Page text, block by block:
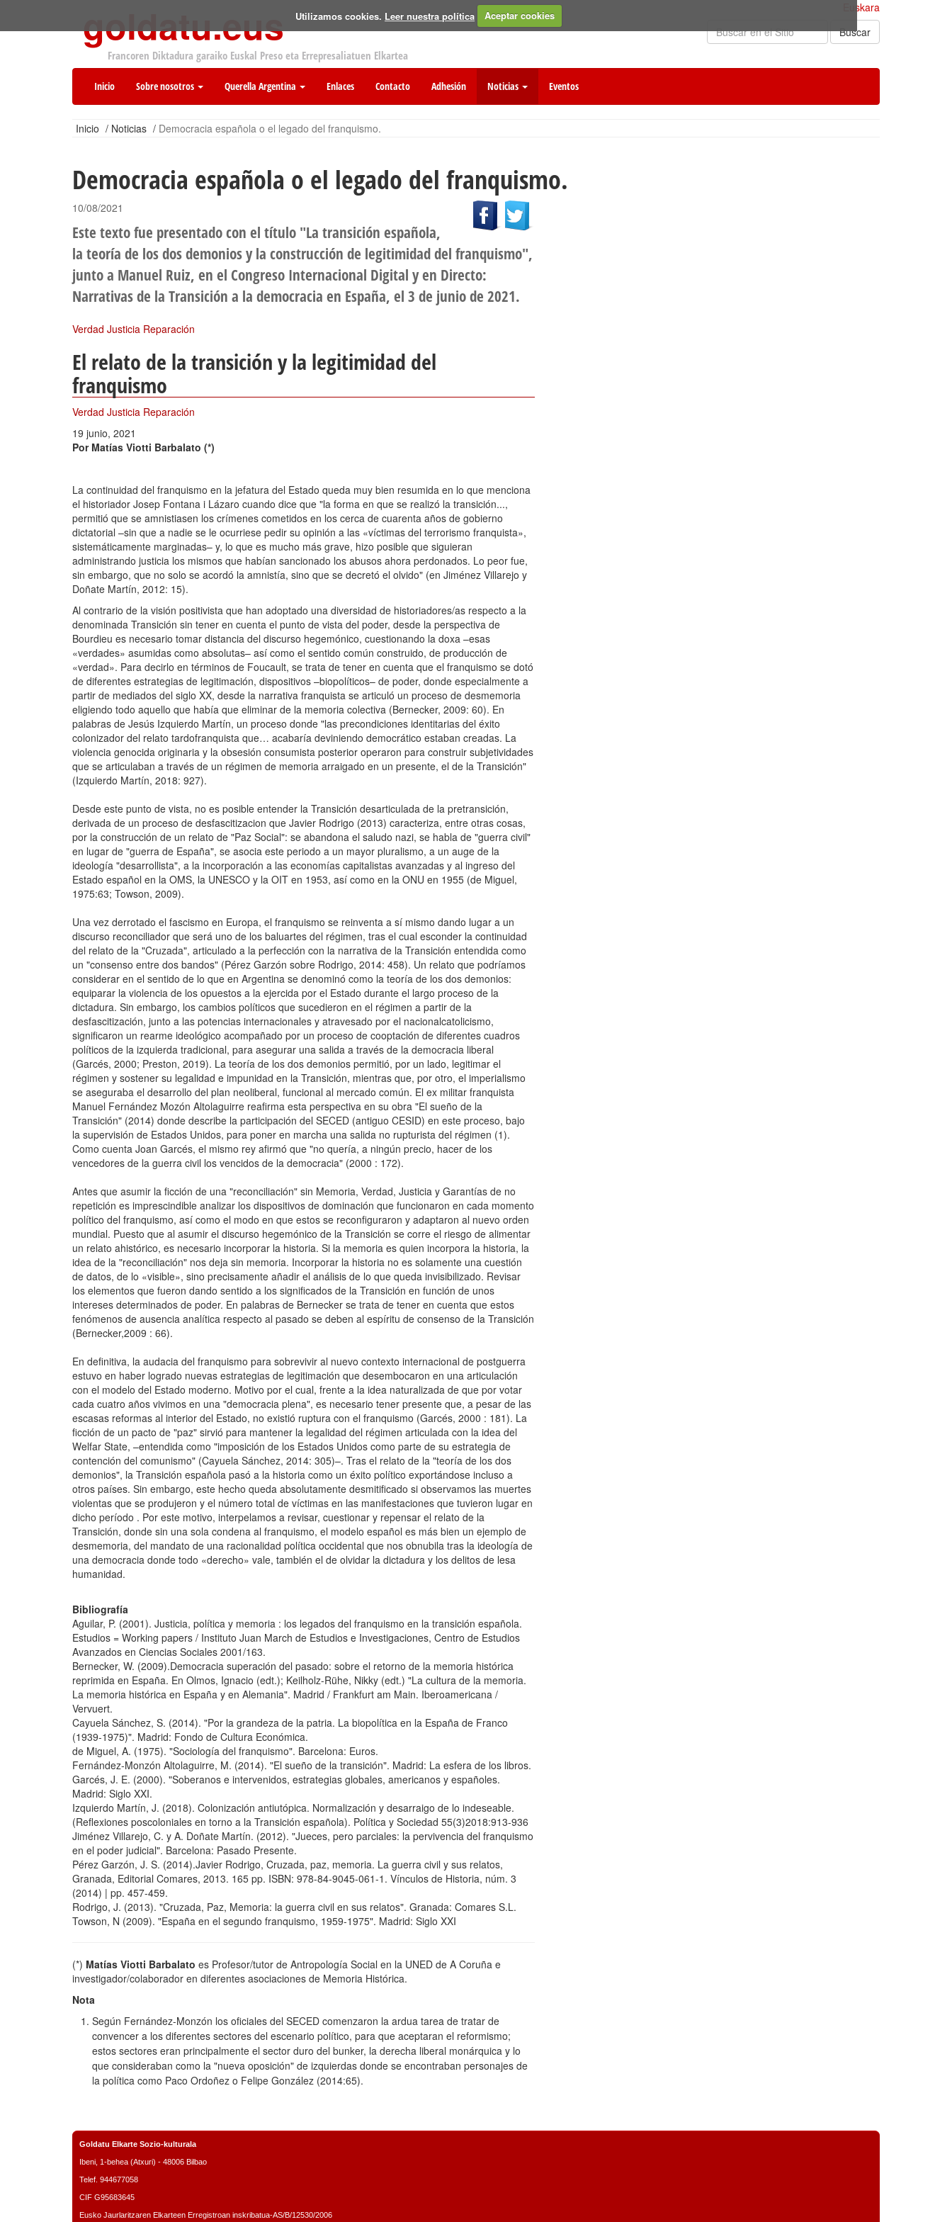
Utilizamos cookies. Leer nuestra política Aceptar cookies
Buscar
goldatu.eus
Francoren Diktadura garaiko Euskal Preso eta Errepresaliatuen Elkartea
Inicio Sobre nosotros Querella Argentina Enlaces Contacto Adhesión Noticias Eventos
Euskara
Inicio / Noticias / Democracia española o el legado del franquismo.
Democracia española o el legado del franquismo.
10/08/2021
Este texto fue presentado con el título "La transición española,
la teoría de los dos demonios y la construcción de legitimidad del franquismo",
junto a Manuel Ruiz, en el Congreso Internacional Digital y en Directo:
Narrativas de la Transición a la democracia en España, el 3 de junio de 2021.
Verdad Justicia Reparación
El relato de la transición y la legitimidad del
franquismo
Verdad Justicia Reparación
19 junio, 2021
Por Matías Viotti Barbalato (*)
La continuidad del franquismo en la jefatura del Estado queda muy bien resumida en lo que menciona
el historiador Josep Fontana i Lázaro cuando dice que "la forma en que se realizó la transición...,
permitió que se amnistiasen los crímenes cometidos en los cerca de cuarenta años de gobierno
dictatorial –sin que a nadie se le ocurriese pedir su opinión a las «víctimas del terrorismo franquista»,
sistemáticamente marginadas– y, lo que es mucho más grave, hizo posible que siguieran
administrando justicia los mismos que habían sancionado los abusos ahora perdonados. Lo peor fue,
sin embargo, que no solo se acordó la amnistía, sino que se decretó el olvido" (en Jiménez Villarejo y
Doñate Martín, 2012: 15).
Al contrario de la visión positivista que han adoptado una diversidad de historiadores/as respecto a la
denominada Transición sin tener en cuenta el punto de vista del poder, desde la perspectiva de
Bourdieu es necesario tomar distancia del discurso hegemónico, cuestionando la doxa –esas
«verdades» asumidas como absolutas– así como el sentido común construido, de producción de
«verdad». Para decirlo en términos de Foucault, se trata de tener en cuenta que el franquismo se dotó
de diferentes estrategias de legitimación, dispositivos –biopolíticos– de poder, donde especialmente a
partir de mediados del siglo XX, desde la narrativa franquista se articuló un proceso de desmemoria
eligiendo todo aquello que había que eliminar de la memoria colectiva (Bernecker, 2009: 60). En
palabras de Jesús Izquierdo Martín, un proceso donde "las precondiciones identitarias del éxito
colonizador del relato tardofranquista que… acabaría deviniendo democrático estaban creadas. La
violencia genocida originaria y la obsesión consumista posterior operaron para construir subjetividades
que se articulaban a través de un régimen de memoria arraigado en un presente, el de la Transición"
(Izquierdo Martín, 2018: 927).
Desde este punto de vista, no es posible entender la Transición desarticulada de la pretransición,
derivada de un proceso de desfascitizacion que Javier Rodrigo (2013) caracteriza, entre otras cosas,
por la construcción de un relato de "Paz Social": se abandona el saludo nazi, se habla de "guerra civil"
en lugar de "guerra de España", se asocia este periodo a un mayor pluralismo, a un auge de la
ideología "desarrollista", a la incorporación a las economías capitalistas avanzadas y al ingreso del
Estado español en la OMS, la UNESCO y la OIT en 1953, así como en la ONU en 1955 (de Miguel,
1975:63; Towson, 2009).
Una vez derrotado el fascismo en Europa, el franquismo se reinventa a sí mismo dando lugar a un
discurso reconciliador que será uno de los baluartes del régimen, tras el cual esconder la continuidad
del relato de la "Cruzada", articulado a la perfección con la narrativa de la Transición entendida como
un "consenso entre dos bandos" (Pérez Garzón sobre Rodrigo, 2014: 458). Un relato que podríamos
considerar en el sentido de lo que en Argentina se denominó como la teoría de los dos demonios:
equiparar la violencia de los opuestos a la ejercida por el Estado durante el largo proceso de la
dictadura. Sin embargo, los cambios políticos que sucedieron en el régimen a partir de la
desfascitización, junto a las potencias internacionales y atravesado por el nacionalcatolicismo,
significaron un rearme ideológico acompañado por un proceso de cooptación de diferentes cuadros
políticos de la izquierda tradicional, para asegurar una salida a través de la democracia liberal
(Garcés, 2000; Preston, 2019). La teoría de los dos demonios permitió, por un lado, legitimar el
régimen y sostener su legalidad e impunidad en la Transición, mientras que, por otro, el imperialismo
se aseguraba el desarrollo del plan neoliberal, funcional al mercado común. El ex militar franquista
Manuel Fernández Mozón Altolaguirre reafirma esta perspectiva en su obra "El sueño de la
Transición" (2014) donde describe la participación del SECED (antiguo CESID) en este proceso, bajo
la supervisión de Estados Unidos, para poner en marcha una salida no rupturista del régimen (1).
Como cuenta Joan Garcés, el mismo rey afirmó que "no quería, a ningún precio, hacer de los
vencedores de la guerra civil los vencidos de la democracia" (2000 : 172).
Antes que asumir la ficción de una "reconciliación" sin Memoria, Verdad, Justicia y Garantías de no
repetición es imprescindible analizar los dispositivos de dominación que funcionaron en cada momento
político del franquismo, así como el modo en que estos se reconfiguraron y adaptaron al nuevo orden
mundial. Puesto que al asumir el discurso hegemónico de la Transición se corre el riesgo de alimentar
un relato ahistórico, es necesario incorporar la historia. Si la memoria es quien incorpora la historia, la
idea de la "reconciliación" nos deja sin memoria. Incorporar la historia no es solamente una cuestión
de datos, de lo «visible», sino precisamente añadir el análisis de lo que queda invisibilizado. Revisar
los elementos que fueron dando sentido a los significados de la Transición en función de unos
intereses determinados de poder. En palabras de Bernecker se trata de tener en cuenta que estos
fenómenos de ausencia analítica respecto al pasado se deben al espíritu de consenso de la Transición
(Bernecker,2009 : 66).
En definitiva, la audacia del franquismo para sobrevivir al nuevo contexto internacional de postguerra
estuvo en haber logrado nuevas estrategias de legitimación que desembocaron en una articulación
con el modelo del Estado moderno. Motivo por el cual, frente a la idea naturalizada de que por votar
cada cuatro años vivimos en una "democracia plena", es necesario tener presente que, a pesar de las
escasas reformas al interior del Estado, no existió ruptura con el franquismo (Garcés, 2000 : 181). La
ficción de un pacto de "paz" sirvió para mantener la legalidad del régimen articulada con la idea del
Welfar State, –entendida como "imposición de los Estados Unidos como parte de su estrategia de
contención del comunismo" (Cayuela Sánchez, 2014: 305)–. Tras el relato de la "teoría de los dos
demonios", la Transición española pasó a la historia como un éxito político exportándose incluso a
otros países. Sin embargo, este hecho queda absolutamente desmitificado si observamos las muertes
violentas que se produjeron y el número total de víctimas en las manifestaciones que tuvieron lugar en
dicho período . Por este motivo, interpelamos a revisar, cuestionar y repensar el relato de la
Transición, donde sin una sola condena al franquismo, el modelo español es más bien un ejemplo de
desmemoria, del mandato de una racionalidad política occidental que nos obnubila tras la ideología de
una democracia donde todo «derecho» vale, también el de olvidar la dictadura y los delitos de lesa
humanidad.
Bibliografía
Aguilar, P. (2001). Justicia, política y memoria : los legados del franquismo en la transición española.
Estudios = Working papers / Instituto Juan March de Estudios e Investigaciones, Centro de Estudios
Avanzados en Ciencias Sociales 2001/163.
Bernecker, W. (2009).Democracia superación del pasado: sobre el retorno de la memoria histórica
reprimida en España. En Olmos, Ignacio (edt.); Keilholz-Rühe, Nikky (edt.) "La cultura de la memoria.
La memoria histórica en España y en Alemania". Madrid / Frankfurt am Main. Iberoamericana /
Vervuert.
Cayuela Sánchez, S. (2014). "Por la grandeza de la patria. La biopolítica en la España de Franco
(1939-1975)". Madrid: Fondo de Cultura Económica.
de Miguel, A. (1975). "Sociología del franquismo". Barcelona: Euros.
Fernández-Monzón Altolaguirre, M. (2014). "El sueño de la transición". Madrid: La esfera de los libros.
Garcés, J. E. (2000). "Soberanos e intervenidos, estrategias globales, americanos y españoles.
Madrid: Siglo XXI.
Izquierdo Martín, J. (2018). Colonización antiutópica. Normalización y desarraigo de lo indeseable.
(Reflexiones poscoloniales en torno a la Transición española). Política y Sociedad 55(3)2018:913-936
Jiménez Villarejo, C. y A. Doñate Martín. (2012). "Jueces, pero parciales: la pervivencia del franquismo
en el poder judicial". Barcelona: Pasado Presente.
Pérez Garzón, J. S. (2014).Javier Rodrigo, Cruzada, paz, memoria. La guerra civil y sus relatos,
Granada, Editorial Comares, 2013. 165 pp. ISBN: 978-84-9045-061-1. Vínculos de Historia, núm. 3
(2014) | pp. 457-459.
Rodrigo, J. (2013). "Cruzada, Paz, Memoria: la guerra civil en sus relatos". Granada: Comares S.L.
Towson, N (2009). "España en el segundo franquismo, 1959-1975". Madrid: Siglo XXI
(*) Matías Viotti Barbalato es Profesor/tutor de Antropología Social en la UNED de A Coruña e
investigador/colaborador en diferentes asociaciones de Memoria Histórica.
Nota
Según Fernández-Monzón los oficiales del SECED comenzaron la ardua tarea de tratar de
convencer a los diferentes sectores del escenario político, para que aceptaran el reformismo;
estos sectores eran principalmente el sector duro del bunker, la derecha liberal monárquica y lo
que consideraban como la "nueva oposición" de izquierdas donde se encontraban personajes de
la política como Paco Ordoñez o Felipe González (2014:65).
Goldatu Elkarte Sozio-kulturala
Ibeni, 1-behea (Atxuri) - 48006 Bilbao
Telef. 944677058
CIF G95683645
Eusko Jaurlaritzaren Elkarteen Erregistroan inskribatua-AS/B/12530/2006